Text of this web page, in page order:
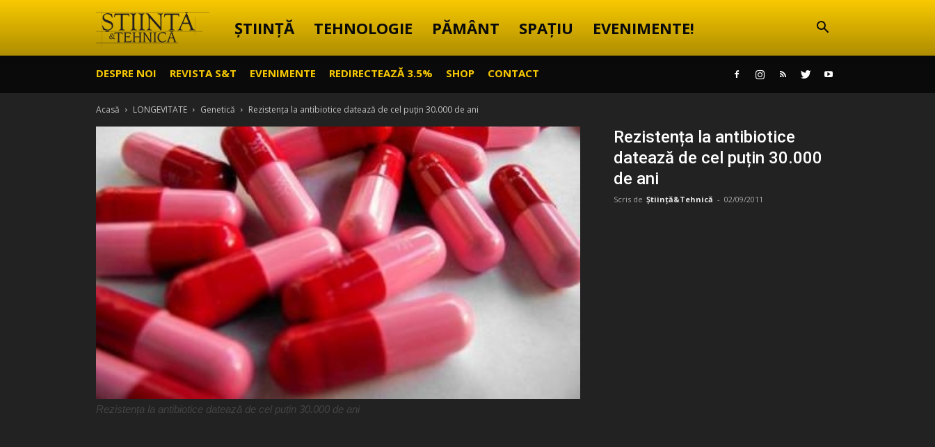
Știință
Tehnică
ȘTIINȚĂ TEHNOLOGIE PĂMÂNT SPAȚIU EVENIMENTE!
DESPRE NOI REVISTA S&T EVENIMENTE REDIRECTEAZĂ 3.5% SHOP CONTACT
Acasă LONGEVITATE Genetică Rezistența la antibiotice datează de cel puțin 30.000 de ani
Rezistența la antibiotice
datează de cel puțin 30.000
de ani
Scris de Știință&Tehnică - 02/09/2011
Rezistența la antibiotice datează de cel puțin 30.000 de ani